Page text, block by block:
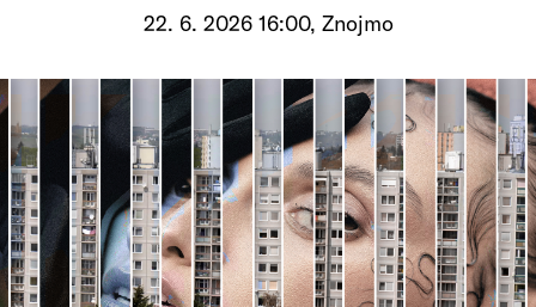
edu
Vše o ČT
22. 6. 2026 16:00, Znojmo